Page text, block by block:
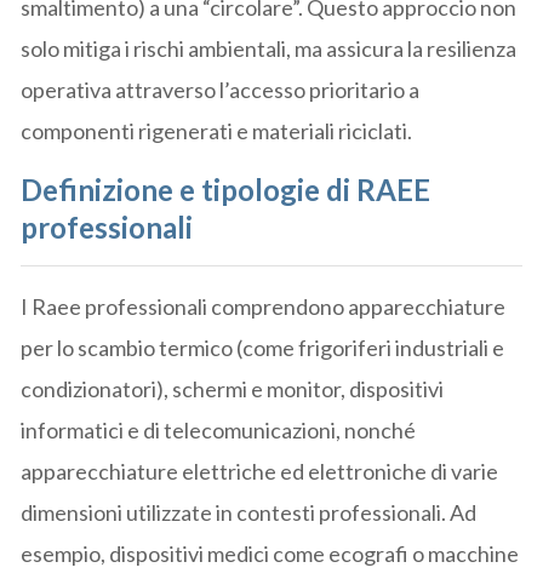
smaltimento) a una “circolare”. Questo approccio non
solo mitiga i rischi ambientali, ma assicura la resilienza
operativa attraverso l’accesso prioritario a
componenti rigenerati e materiali riciclati.
Definizione e tipologie di RAEE
professionali
I Raee professionali comprendono apparecchiature
per lo scambio termico (come frigoriferi industriali e
condizionatori), schermi e monitor, dispositivi
informatici e di telecomunicazioni, nonché
apparecchiature elettriche ed elettroniche di varie
dimensioni utilizzate in contesti professionali. Ad
esempio, dispositivi medici come ecografi o macchine